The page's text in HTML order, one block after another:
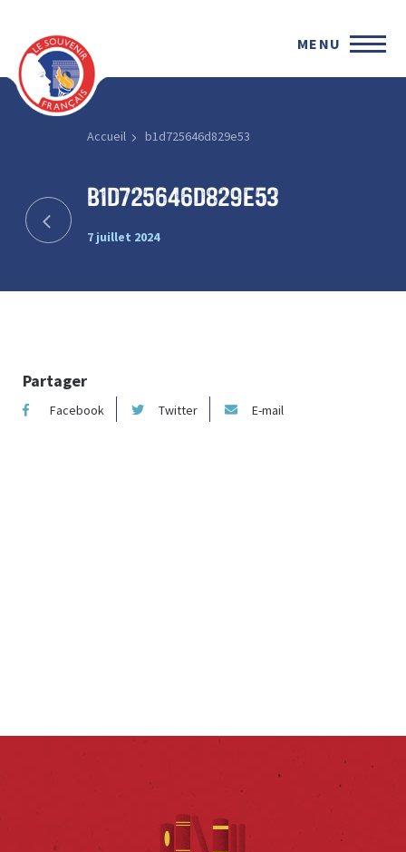
MENU
Accueil b1d725646d829e53
b1d725646d829e53
7 juillet 2024
Partager
Facebook Twitter E-mail